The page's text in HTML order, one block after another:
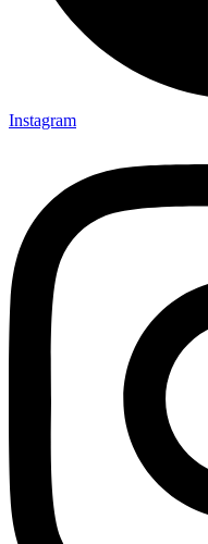
Instagram